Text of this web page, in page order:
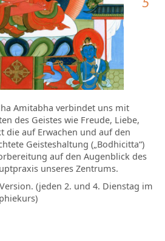
Amitabha verbindet uns mit
des Geistes wie Freude, Liebe,
die auf Erwachen und auf den
Geisteshaltung („Bodhicitta“)
auf den Augenblick des
unseres Zentrums.
(jeden 2. und 4. Dienstag im